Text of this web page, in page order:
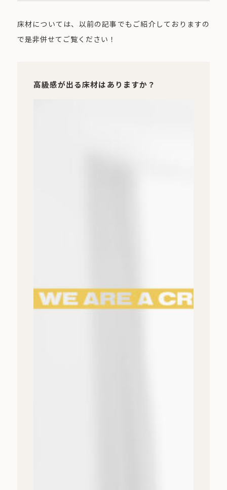
床材については、以前の記事でもご紹介しておりますの
で是非併せてご覧ください！
高級感が出る床材はありますか？